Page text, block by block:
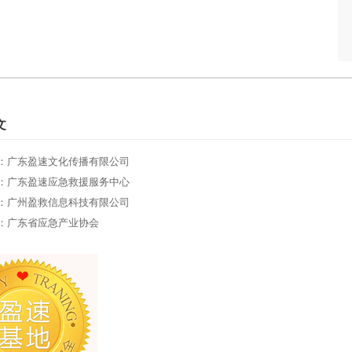
广东盈速文化传播有限公司
广东盈速应急救援服务中心
广州盈救信息科技有限公司
广东省应急产业协会